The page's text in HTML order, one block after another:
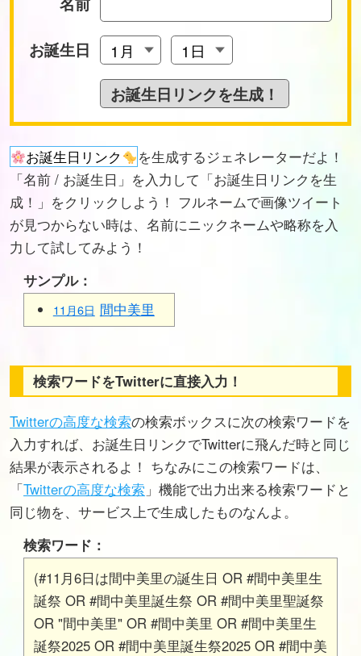
お誕生日
お誕生日リンク
を生成するジェネレーターだよ！
「名前 / お誕生日」を入力して「お誕生日リンクを生
成！」をクリックしよう！ フルネームで画像ツイート
が見つからない時は、名前にニックネームや略称を入
力して試してみよう！
サンプル：
11月6日 間中美里
検索ワードをTwitterに直接入力！
Twitterの高度な検索の検索ボックスに次の検索ワードを
入力すれば、お誕生日リンクでTwitterに飛んだ時と同じ
結果が表示されるよ！ ちなみにこの検索ワードは、
「Twitterの高度な検索 」機能で出力出来る検索ワードと
同じ物を、サービス上で生成したものなんよ。
検索ワード：
(#11月6日は間中美里の誕生日 OR #間中美里生
誕祭 OR #間中美里誕生祭 OR #間中美里聖誕祭
OR "間中美里" OR #間中美里 OR #間中美里生
誕祭2025 OR #間中美里誕生祭2025 OR #間中美